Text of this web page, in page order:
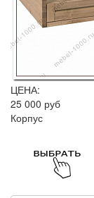
ЦЕНА:
25 000 руб
Корпус